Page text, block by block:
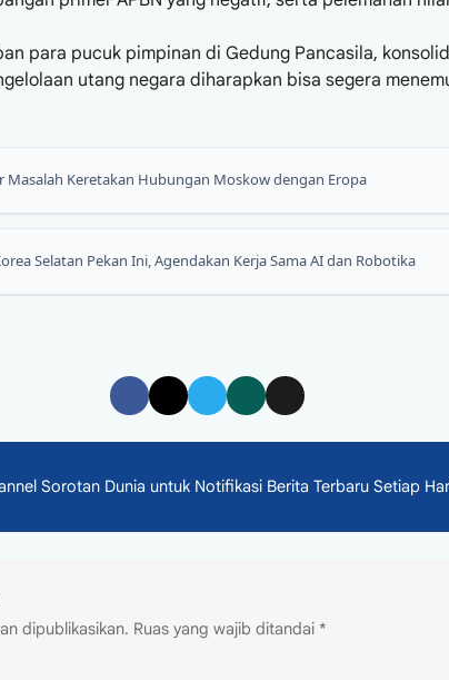
para pucuk pimpinan di Gedung Pancasila,
utang negara diharapkan bisa segera
Masalah Keretakan Hubungan Moskow dengan Eropa
Selatan Pekan Ini, Agendakan Kerja Sama AI dan Robotika
Sorotan Dunia untuk Notifikasi Berita Terbaru Setiap
dipublikasikan. Ruas yang wajib ditandai *